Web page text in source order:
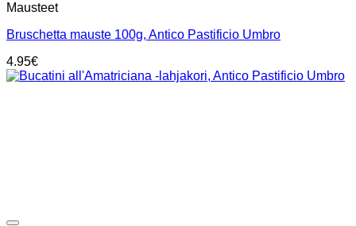
Mausteet
Bruschetta mauste 100g, Antico Pastificio Umbro
4.95€